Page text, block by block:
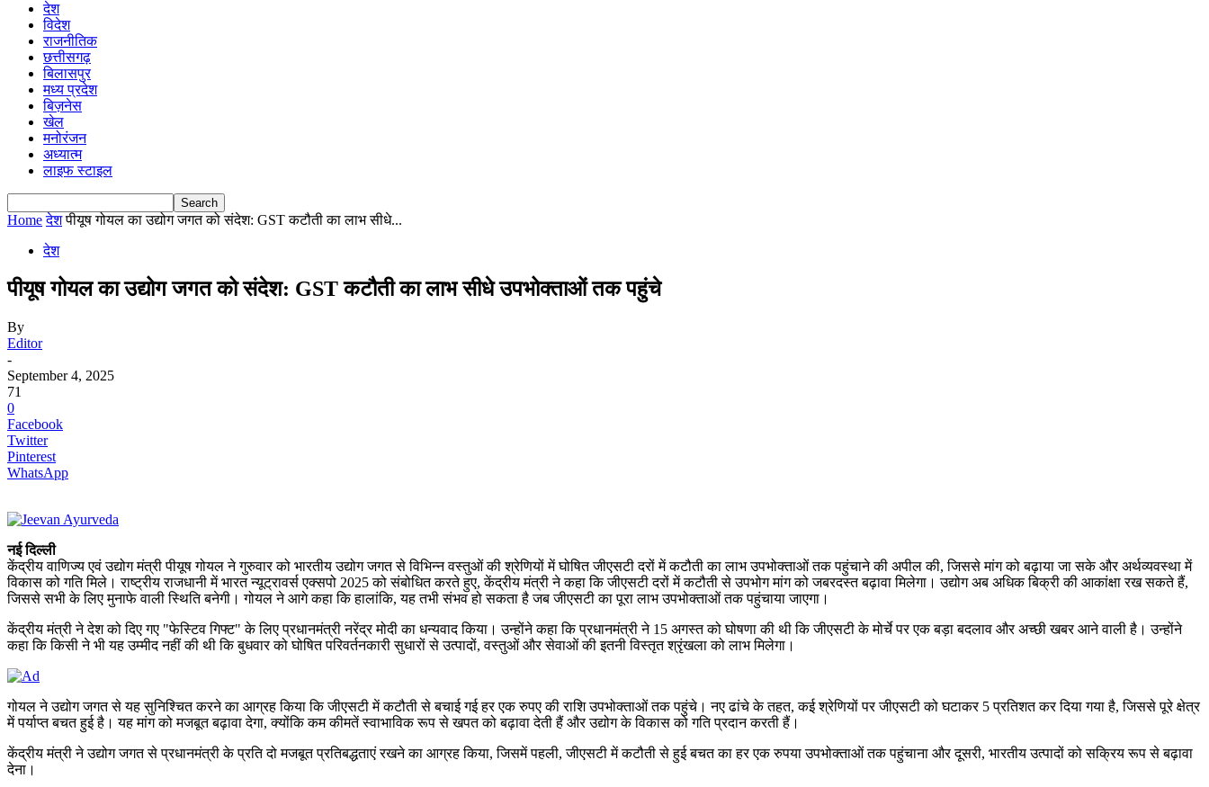
देश
विदेश
राजनीतिक
छत्तीसगढ़
बिलासपुर
मध्य प्रदेश
बिज़नेस
खेल
मनोरंजन
अध्यात्म
लाइफ स्टाइल
Home देश पीयूष गोयल का उद्योग जगत को संदेश: GST कटौती का लाभ सीधे...
देश
पीयूष गोयल का उद्योग जगत को संदेश: GST कटौती का लाभ सीधे उपभोक्ताओं तक पहुंचे
By
Editor
-
September 4, 2025
71
0
Facebook
Twitter
Pinterest
WhatsApp
नई दिल्ली
केंद्रीय वाणिज्य एवं उद्योग मंत्री पीयूष गोयल ने गुरुवार को भारतीय उद्योग जगत से विभिन्न वस्तुओं की श्रेणियों में घोषित जीएसटी दरों में कटौती का लाभ उपभोक्ताओं तक पहुंचाने की अपील की, जिससे मांग को बढ़ाया जा सके और अर्थव्यवस्था में
विकास को गति मिले। राष्ट्रीय राजधानी में भारत न्यूट्रावर्स एक्सपो 2025 को संबोधित करते हुए, केंद्रीय मंत्री ने कहा कि जीएसटी दरों में कटौती से उपभोग मांग को जबरदस्त बढ़ावा मिलेगा। उद्योग अब अधिक बिक्री की आकांक्षा रख सकते हैं,
जिससे सभी के लिए मुनाफे वाली स्थिति बनेगी। गोयल ने आगे कहा कि हालांकि, यह तभी संभव हो सकता है जब जीएसटी का पूरा लाभ उपभोक्ताओं तक पहुंचाया जाएगा।
केंद्रीय मंत्री ने देश को दिए गए "फेस्टिव गिफ्ट" के लिए प्रधानमंत्री नरेंद्र मोदी का धन्यवाद किया। उन्होंने कहा कि प्रधानमंत्री ने 15 अगस्त को घोषणा की थी कि जीएसटी के मोर्चे पर एक बड़ा बदलाव और अच्छी खबर आने वाली है। उन्होंने
कहा कि किसी ने भी यह उम्मीद नहीं की थी कि बुधवार को घोषित परिवर्तनकारी सुधारों से उत्पादों, वस्तुओं और सेवाओं की इतनी विस्तृत श्रृंखला को लाभ मिलेगा।
गोयल ने उद्योग जगत से यह सुनिश्चित करने का आग्रह किया कि जीएसटी में कटौती से बचाई गई हर एक रुपए की राशि उपभोक्ताओं तक पहुंचे। नए ढांचे के तहत, कई श्रेणियों पर जीएसटी को घटाकर 5 प्रतिशत कर दिया गया है, जिससे पूरे क्षेत्र
में पर्याप्त बचत हुई है। यह मांग को मजबूत बढ़ावा देगा, क्योंकि कम कीमतें स्वाभाविक रूप से खपत को बढ़ावा देती हैं और उद्योग के विकास को गति प्रदान करती हैं।
केंद्रीय मंत्री ने उद्योग जगत से प्रधानमंत्री के प्रति दो मजबूत प्रतिबद्धताएं रखने का आग्रह किया, जिसमें पहली, जीएसटी में कटौती से हुई बचत का हर एक रुपया उपभोक्ताओं तक पहुंचाना और दूसरी, भारतीय उत्पादों को सक्रिय रूप से बढ़ावा
देना।